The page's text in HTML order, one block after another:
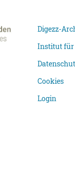
Digezz-
Institut für
Cookies
Login